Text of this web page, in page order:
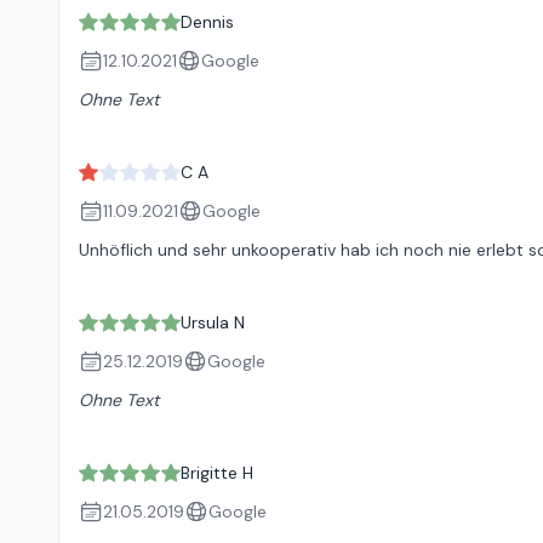
Dennis
12.10.2021
Google
Ohne Text
C A
11.09.2021
Google
Unhöflich und sehr unkooperativ hab ich noch nie erlebt
Ursula N
25.12.2019
Google
Ohne Text
Brigitte H
21.05.2019
Google